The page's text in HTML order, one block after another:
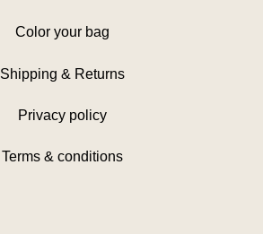
Color your bag
Shipping & Returns
Privacy policy
Terms & conditions